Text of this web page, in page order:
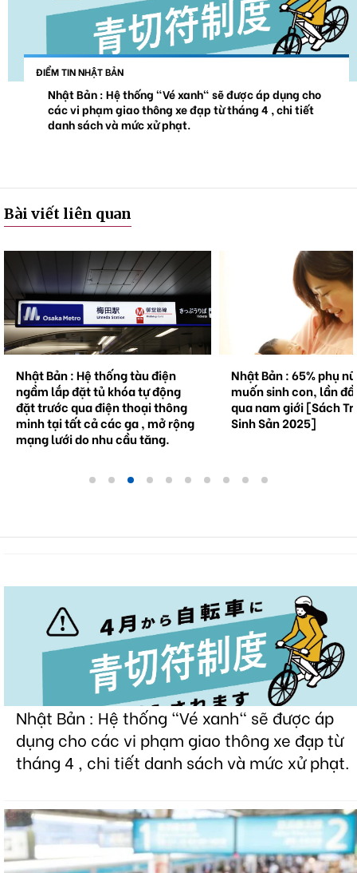
ĐIỂM TIN NHẬT BẢN
Nhật Bản : Hệ thống "Vé xanh" sẽ được áp dụng cho
các vi phạm giao thông xe đạp từ tháng 4 , chi tiết
danh sách và mức xử phạt.
Bài viết liên quan
tàu điện
khóa tự động
thoại thông
ga , mở rộng
cầu tăng.
Nhật Bản : 65% phụ nữ không
muốn sinh con, lần đầu tiên vượt
qua nam giới [Sách Trắng về
Sinh Sản 2025]
Nhật Bản : Hệ thống "Vé xanh" sẽ được áp
dụng cho các vi phạm giao thông xe đạp từ
tháng 4 , chi tiết danh sách và mức xử phạt.